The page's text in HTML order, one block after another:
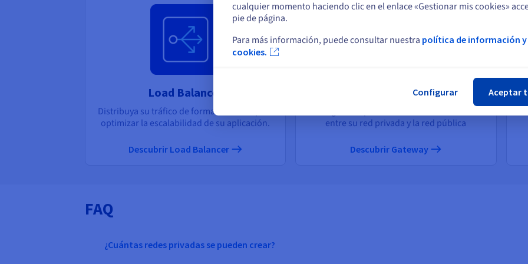
Load Balancer
Distribuya su tráfico de forma dinámica para
optimizar la escalabilidad de su aplicación.
Descubrir Load Balancer
Gateway
entre su red privada y la red pública
Descubrir Gateway
FAQ
¿Cuántas redes privadas se pueden crear?
Seleccione otro sitio web
cualquier momento haciendo clic en el enlace «Gestionar mis cookies»
pie de página.
Para más información, puede consultar nuestra política de información y
cookies.
Configurar Aceptar